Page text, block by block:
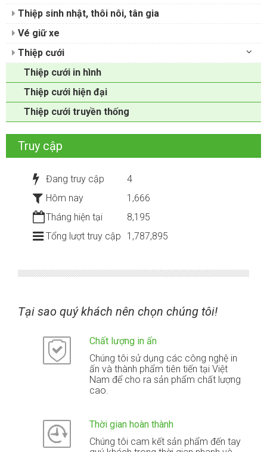
Thiệp sinh nhật, thôi nôi, tân gia
Vé giữ xe
Thiệp cưới
Thiệp cưới in hình
Thiệp cưới hiện đại
Thiệp cưới truyền thống
Truy cập
Đang truy cập
4
Hôm nay
1,666
Tháng hiện tại
8,195
Tổng lượt truy cập
1,787,895
Tại sao quý khách nên chọn chúng tôi!
Chất lượng in ấn
Chúng tôi sử dụng các công nghệ in
ấn và thành phẩm tiên tiến tại Việt
Nam để cho ra sản phẩm chất lượng
cao.
Thời gian hoàn thành
Chúng tôi cam kết sản phẩm đến tay